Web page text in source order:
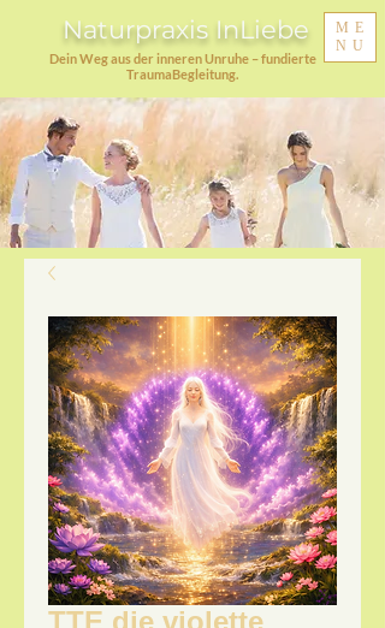
Naturpraxis InLiebe
Dein Weg aus der inneren Unruhe – fundierte
TraumaBegleitung.
ME
NU
TTE die violette